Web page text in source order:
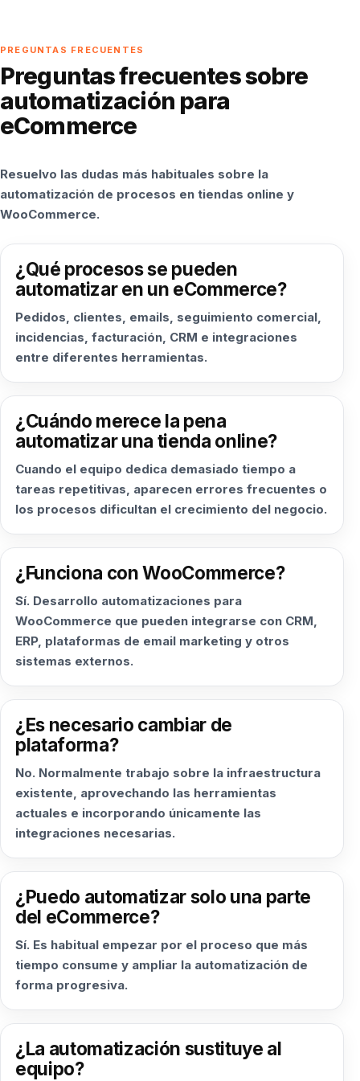
PREGUNTAS FRECUENTES
Preguntas frecuentes sobre
automatización para
eCommerce
Resuelvo las dudas más habituales sobre la
automatización de procesos en tiendas online y
WooCommerce.
¿Qué procesos se pueden
automatizar en un eCommerce?
Pedidos, clientes, emails, seguimiento comercial,
incidencias, facturación, CRM e integraciones
entre diferentes herramientas.
¿Cuándo merece la pena
automatizar una tienda online?
Cuando el equipo dedica demasiado tiempo a
tareas repetitivas, aparecen errores frecuentes o
los procesos dificultan el crecimiento del negocio.
¿Funciona con WooCommerce?
Sí. Desarrollo automatizaciones para
WooCommerce que pueden integrarse con CRM,
ERP, plataformas de email marketing y otros
sistemas externos.
¿Es necesario cambiar de
plataforma?
No. Normalmente trabajo sobre la infraestructura
existente, aprovechando las herramientas
actuales e incorporando únicamente las
integraciones necesarias.
¿Puedo automatizar solo una parte
del eCommerce?
Sí. Es habitual empezar por el proceso que más
tiempo consume y ampliar la automatización de
forma progresiva.
¿La automatización sustituye al
equipo?